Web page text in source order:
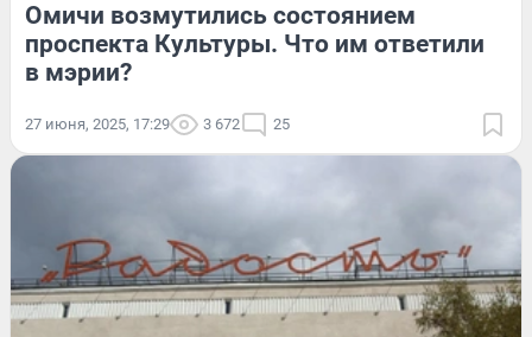
Омичи возмутились состоянием
проспекта Культуры. Что им ответили
в мэрии?
27 июня, 2025, 17:29 3 672 25